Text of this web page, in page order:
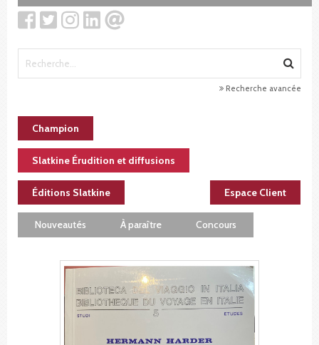
Recherche avancée
Champion
Slatkine Érudition et diffusions
Éditions Slatkine Espace Client
Nouveautés À paraître Concours